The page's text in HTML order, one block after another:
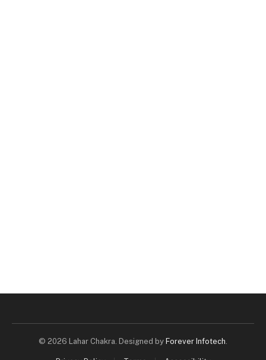
© 2026 Lahar Chakra. Designed by Forever Infotech